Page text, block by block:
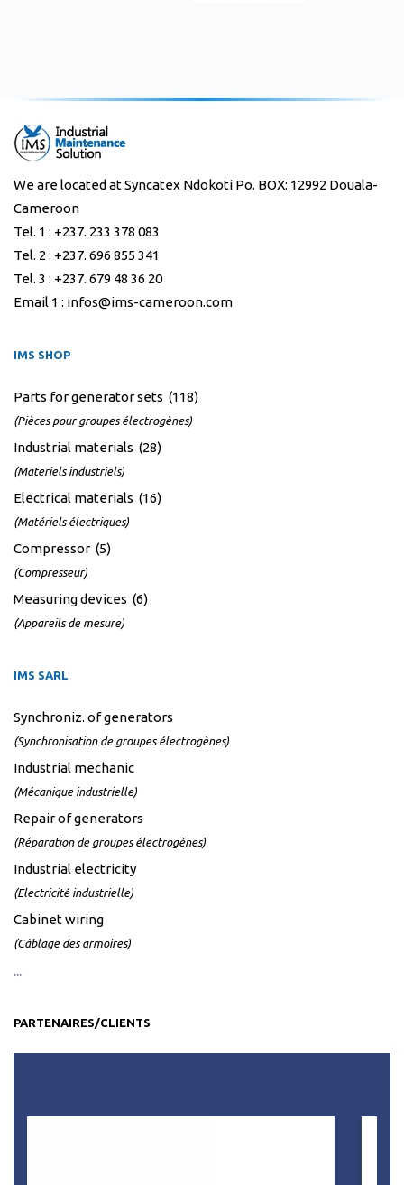
We are located at Syncatex Ndokoti Po. BOX: 12992 Douala-
Cameroon
Tel. 1 : +237. 233 378 083
Tel. 2 : +237. 696 855 341
Tel. 3 : +237. 679 48 36 20
Email 1 : infos@ims-cameroon.com
IMS SHOP
Parts for generator sets (118)
(Pièces pour groupes électrogènes)
Industrial materials (28)
(Materiels industriels)
Electrical materials (16)
(Matériels électriques)
Compressor (5)
(Compresseur)
Measuring devices (6)
(Appareils de mesure)
IMS SARL
Synchroniz. of generators
(Synchronisation de groupes électrogènes)
Industrial mechanic
(Mécanique industrielle)
Repair of generators
(Réparation de groupes électrogènes)
Industrial electricity
(Electricité industrielle)
Cabinet wiring
(Câblage des armoires)
...
PARTENAIRES/CLIENTS